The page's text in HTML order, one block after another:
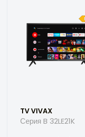
TV VIVAX
Серия B 32LE21K